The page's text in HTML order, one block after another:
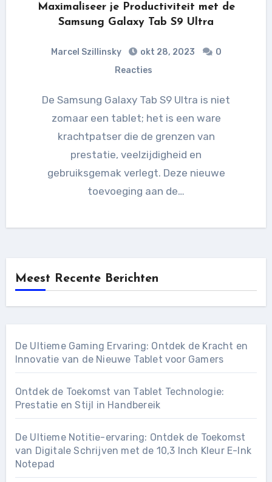
Maximaliseer je Productiviteit met de
Samsung Galaxy Tab S9 Ultra
Marcel Szillinsky okt 28, 2023
0
Reacties
De Samsung Galaxy Tab S9 Ultra is niet
zomaar een tablet; het is een ware
krachtpatser die de grenzen van
prestatie, veelzijdigheid en
gebruiksgemak verlegt. Deze nieuwe
toevoeging aan de…
Meest Recente Berichten
De Ultieme Gaming Ervaring: Ontdek de Kracht en
Innovatie van de Nieuwe Tablet voor Gamers
Ontdek de Toekomst van Tablet Technologie:
Prestatie en Stijl in Handbereik
De Ultieme Notitie-ervaring: Ontdek de Toekomst
van Digitale Schrijven met de 10,3 Inch Kleur E-Ink
Notepad